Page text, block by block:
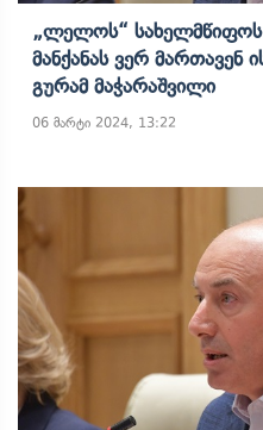
„ლელოს“
Მანქანას Ვერ
Გურამ Მაჭარაშვილი
06 მარტი 2024, 13:22